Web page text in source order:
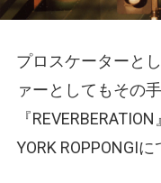
プロスケーターと
ァーとしてもその
『
YORK ROPPONGIに